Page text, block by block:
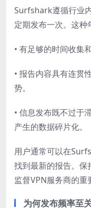
Surfshark遵循行业
定期发布一次。这种
• 有足够的时间收集
• 报告内容具有连贯
势。
• 信息发布既不过于
产生的数据碎片化。
用户通常可以在
找到最新的报告。保
监督VPN服务商的重
为何发布频率至